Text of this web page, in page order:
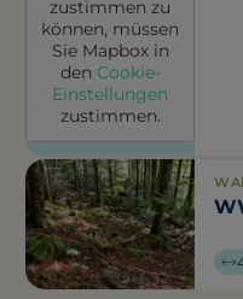
zustimmen zu
können, müssen
Sie Mapboxin
den Cookie-
Einstellungen
zustimmen.